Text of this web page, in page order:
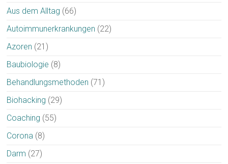
Aus dem Alltag (66)
Autoimmunerkrankungen (22)
Azoren (21)
Baubiologie (8)
Behandlungsmethoden (71)
Biohacking (29)
Coaching (55)
Corona (8)
Darm (27)